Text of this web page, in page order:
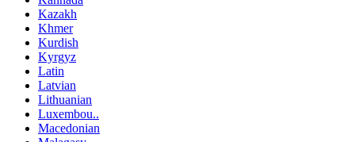
Kazakh
Khmer
Kurdish
Kyrgyz
Latin
Latvian
Lithuanian
Luxembou..
Macedonian